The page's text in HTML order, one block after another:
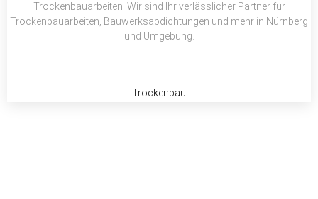
Trockenbauarbeiten. Wir sind Ihr verlässlicher Partner für
Trockenbauarbeiten, Bauwerksabdichtungen und mehr in Nürnberg
und Umgebung.
Trockenbau